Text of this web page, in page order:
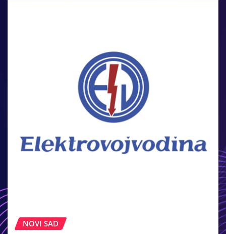
NOVI SAD